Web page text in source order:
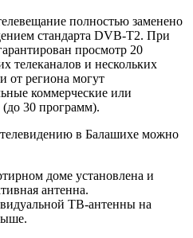
полностью заменено
стандарта DVB-T2. При
просмотр 20
телеканалов и нескольких
от региона могут
коммерческие или
30 программ).
в Балашихе можно
доме установлена и
антенна.
ТВ-антенны на